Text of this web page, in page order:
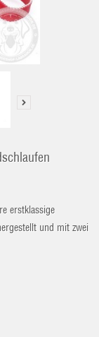
erstklassige
und mit zwei